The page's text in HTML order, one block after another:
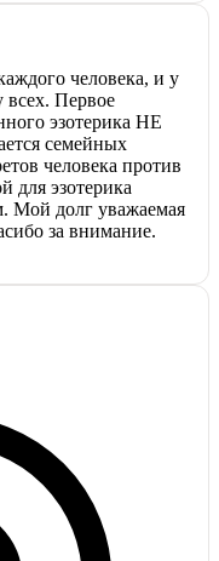
человека, и у
всех. Первое
эзотерика НЕ
семейных
человека против
для эзотерика
Мой долг уважаемая
за внимание.